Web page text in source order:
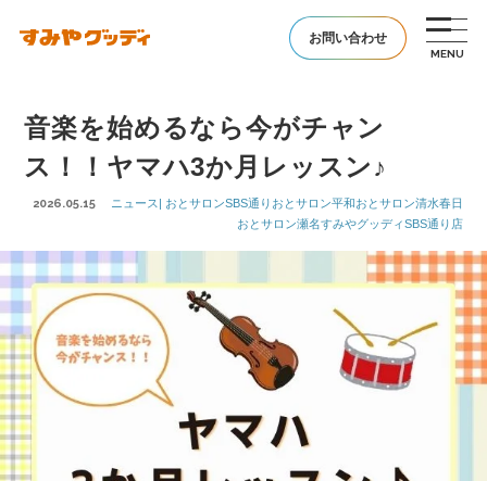
お問い合わせ
音楽を始めるなら今がチャン
ス！！ヤマハ3か月レッスン♪
2026.05.15
ニュース| おとサロンSBS通りおとサロン平和おとサロン清水春日
おとサロン瀬名すみやグッディSBS通り店